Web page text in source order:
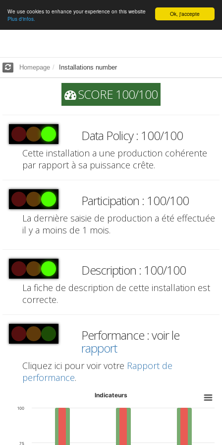
English Ok, j'accepte
We use cookies to enhance your experience on this website
Plus d'infos.
Homepage Installations number
SCORE 100/100
Data Policy : 100/100
Cette installation a une production cohérente
par rapport à sa puissance crête.
Participation : 100/100
La dernière saisie de production a été effectuée
il y a moins de 1 mois.
Description : 100/100
La fiche de description de cette installation est
correcte.
Performance : voir le
rapport
Cliquez ici pour voir votre Rapport de
performance.
Indicateurs
75
100